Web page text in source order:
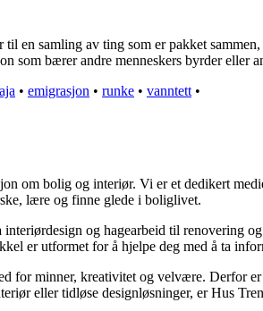
en samling av ting som er pakket
som bærer andre menneskers byrder eller
• emigrasjon • runke • vanntett •
om bolig og interiør. Vi er et dedikert
lære og finne glede i boliglivet.
og hagearbeid til renovering
er utformet for å hjelpe deg med å ta
for minner, kreativitet og velvære. Derfor
eller tidløse designløsninger, er Hus